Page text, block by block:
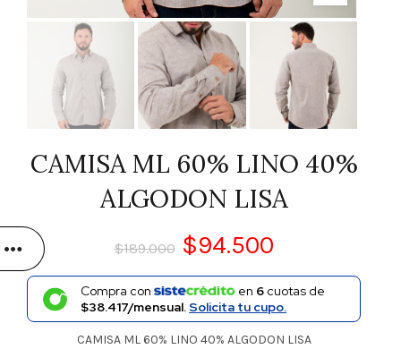
CAMISA ML 60% LINO 40%
ALGODON LISA
$189.000 $94.500
Compra con en 6 cuotas de
$38.417/mensual.Solicita tu cupo.
CAMISA ML 60% LINO 40% ALGODON LISA